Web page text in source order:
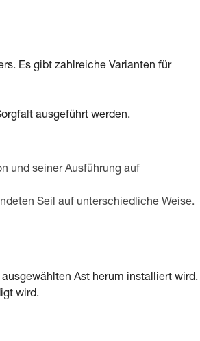
Es gibt zahlreiche Varianten für
ausgeführt werden.
und seiner Ausführung auf
Seil auf unterschiedliche Weise.
Ast herum installiert wird.
wird.